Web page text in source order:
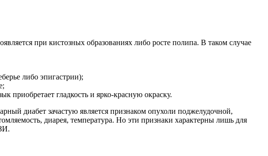
при кистозных образованиях либо росте полипа. В таком случае
либо эпигастрии);
приобретает гладкость и ярко-красную окраску.
диабет зачастую является признаком опухоли поджелудочной,
диарея, температура. Но эти признаки характерны лишь для